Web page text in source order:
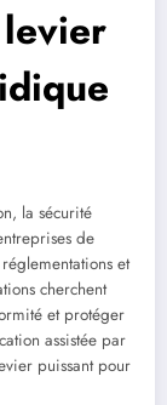
la sécurité
de
et
cherchent
et protéger
assistée par
puissant pour